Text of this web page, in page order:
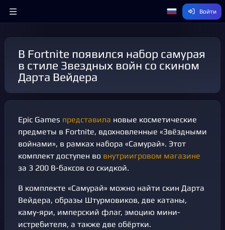
Войти
В Fortnite появился набор самурая
в стиле Звездных войн со скином
Дарта Вейдера
Epic Games представила новые косметические
предметы в Fortnite, вдохновленные «Звёздными
войнами», в рамках набора «Самурай». Этот
комплект доступен во внутриигровом магазине
за 3 200 В-баксов со скидкой.
В комплекте «Самурай» можно найти скин Дарта
Вейдера, образы Штурмовиков, две катаны,
каму-яри, имперский флаг, эмоцию мини-
истребителя, а также две обёртки.